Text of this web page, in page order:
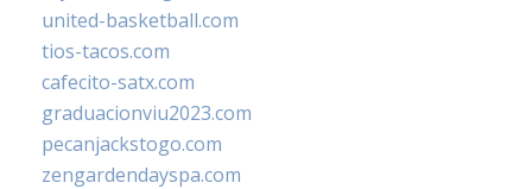
united-basketball.com
tios-tacos.com
cafecito-satx.com
graduacionviu2023.com
pecanjackstogo.com
zengardendayspa.com